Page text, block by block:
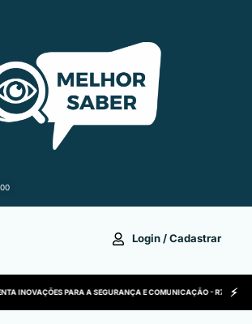
Login / Cadastrar
INOVAÇÕES PARA A SEGURANÇA E COMUNICAÇÃO - R7 • A